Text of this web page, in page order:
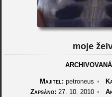
moje
Majitel: petroneus •
Zapsáno: 27. 10. 2010 •